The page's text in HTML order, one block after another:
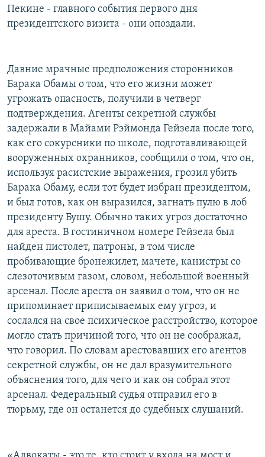
Пекине - главного события первого дня
президентского визита - они опоздали.
Давние мрачные предположения сторонников
Барака Обамы о том, что его жизни может
угрожать опасность, получили в четверг
подтверждения. Агенты секретной службы
задержали в Майами Рэймонда Гейзела после того,
как его сокурсники по школе, подготавливающей
вооруженных охранников, сообщили о том, что он,
используя расистские выражения, грозил убить
Барака Обаму, если тот будет избран президентом,
и был готов, как он выразился, загнать пулю в лоб
президенту Бушу. Обычно таких угроз достаточно
для ареста. В гостиничном номере Гейзела был
найден пистолет, патроны, в том числе
пробивающие бронежилет, мачете, канистры со
слезоточивым газом, словом, небольшой военный
арсенал. После ареста он заявил о том, что он не
припоминает приписываемых ему угроз, и
сослался на свое психическое расстройство, которое
могло стать причиной того, что он не соображал,
что говорил. По словам арестовавших его агентов
секретной службы, он не дал вразумительного
объяснения того, для чего и как он собрал этот
арсенал. Федеральный судья отправил его в
тюрьму, где он останется до судебных слушаний.